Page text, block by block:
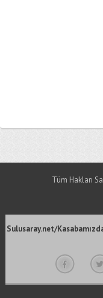
Tüm Hakları
Sulusaray.net/